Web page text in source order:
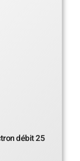
débit 25